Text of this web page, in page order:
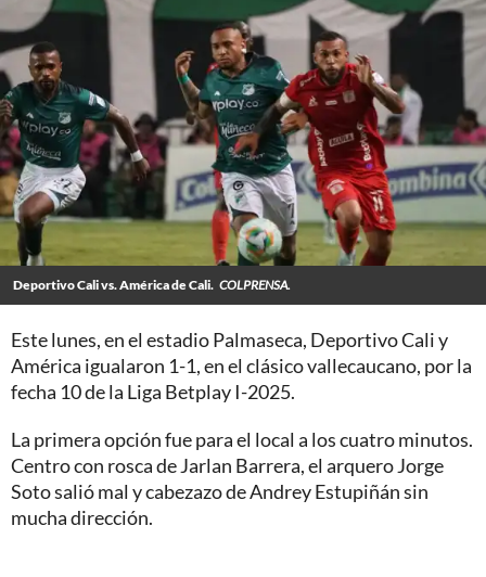
Deportivo Cali vs. América de Cali. COLPRENSA.
Este lunes, en el estadio Palmaseca, Deportivo Cali y
América igualaron 1-1, en el clásico vallecaucano, por la
fecha 10 de la Liga Betplay I-2025.
La primera opción fue para el local a los cuatro minutos.
Centro con rosca de Jarlan Barrera, el arquero Jorge
Soto salió mal y cabezazo de Andrey Estupiñán sin
mucha dirección.